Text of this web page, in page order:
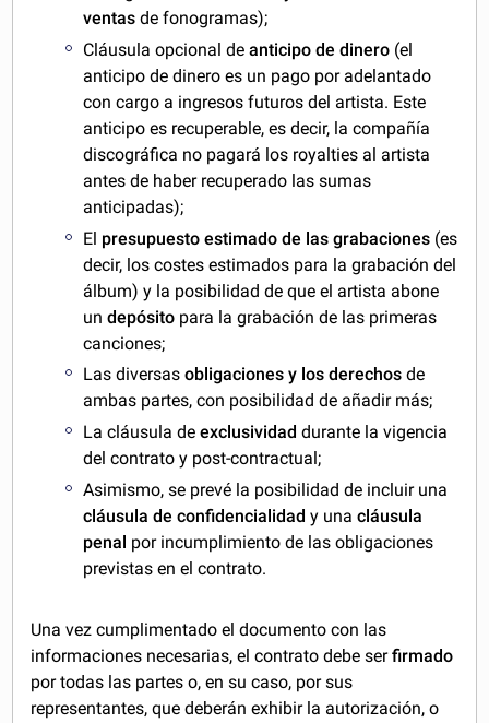
ventas de fonogramas);
Cláusula opcional deanticipo de dinero (el
anticipo de dinero es un pago por adelantado
con cargo a ingresos futuros del artista. Este
anticipo es recuperable, es decir, la compañía
discográfica no pagará los royalties al artista
antes de haber recuperado las sumas
anticipadas);
El presupuesto estimado de las grabaciones (es
decir, los costes estimados para la grabación del
álbum) y la posibilidad de que el artista abone
undepósito para la grabación de las primeras
canciones;
Las diversasobligaciones y los derechos de
ambas partes, con posibilidad de añadir más;
La cláusula deexclusividad durante la vigencia
del contrato y post-contractual;
Asimismo, se prevé la posibilidad de incluir una
cláusula de confidencialidad y unacláusula
penal por incumplimiento de las obligaciones
previstas en el contrato.
Una vez cumplimentado el documento con las
informaciones necesarias, el contrato debe serfirmado
por todas las partes o, en su caso, por sus
representantes, que deberán exhibir la autorización, o